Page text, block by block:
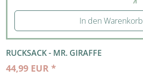
In den Warenkorb
RUCKSACK - MR. GIRAFFE
44,99 EUR *